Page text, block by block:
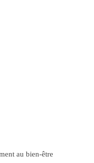
au bien-être